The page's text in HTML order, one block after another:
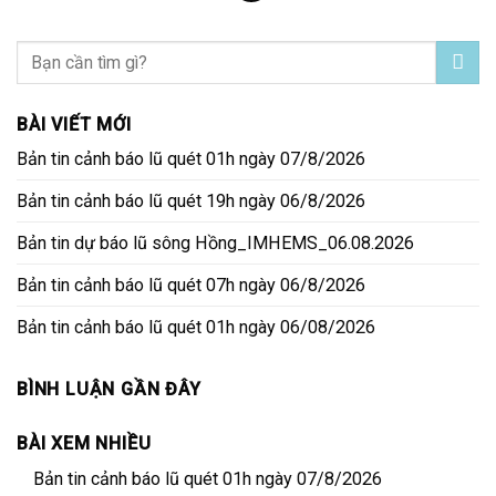
BÀI VIẾT MỚI
Bản tin cảnh báo lũ quét 01h ngày 07/8/2026
Bản tin cảnh báo lũ quét 19h ngày 06/8/2026
Bản tin dự báo lũ sông Hồng_IMHEMS_06.08.2026
Bản tin cảnh báo lũ quét 07h ngày 06/8/2026
Bản tin cảnh báo lũ quét 01h ngày 06/08/2026
BÌNH LUẬN GẦN ĐÂY
BÀI XEM NHIỀU
Bản tin cảnh báo lũ quét 01h ngày 07/8/2026